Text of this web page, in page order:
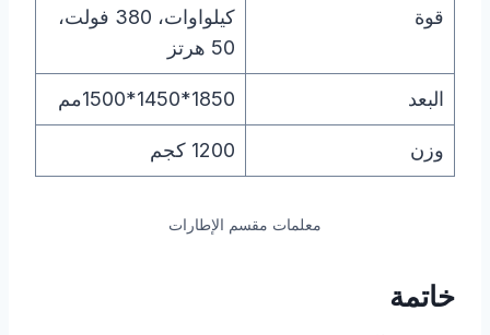
قوة
كيلواوات، 380 فولت،
50 هرتز
البعد 1850*1450*1500مم
وزن 1200 كجم
معلمات مقسم الإطارات
خاتمة